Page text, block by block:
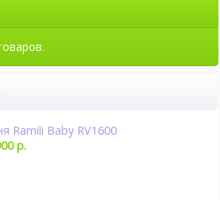
Ramili Baby RV1600
р.